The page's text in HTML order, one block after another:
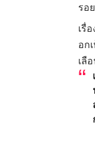
รอ
เรื่
อก
เลื